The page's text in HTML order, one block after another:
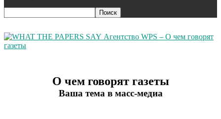
Агентство WPS – О чем говорят
газеты
О чем говорят газеты
Ваша тема в масс-медиа